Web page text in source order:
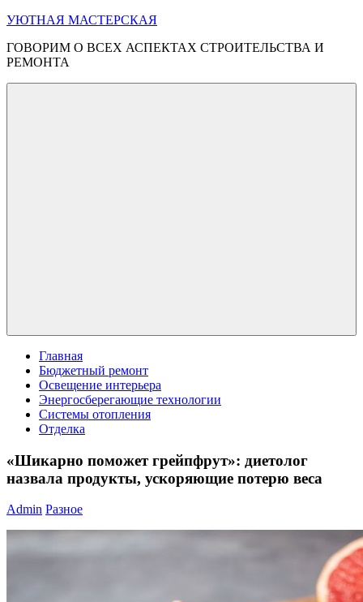
Перейти
содержимому
УЮТНАЯ МАСТЕРСКАЯ
ГОВОРИМ О ВСЕХ АСПЕКТАХ СТРОИТЕЛЬСТВА И
РЕМОНТА
Главная
Бюджетный ремонт
Освещение интерьера
Энергосберегающие технологии
Системы отопления
Отделка
«Шикарно поможет грейпфрут»: диетолог
назвала продукты, ускоряющие потерю веса
Admin Разное